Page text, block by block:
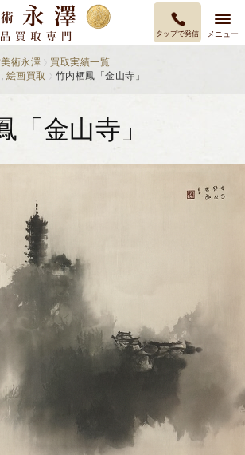
タップで発信 メニュー
美術永澤
買取実績一覧
絵画買取 竹内栖鳳「金山寺」
「金山寺」